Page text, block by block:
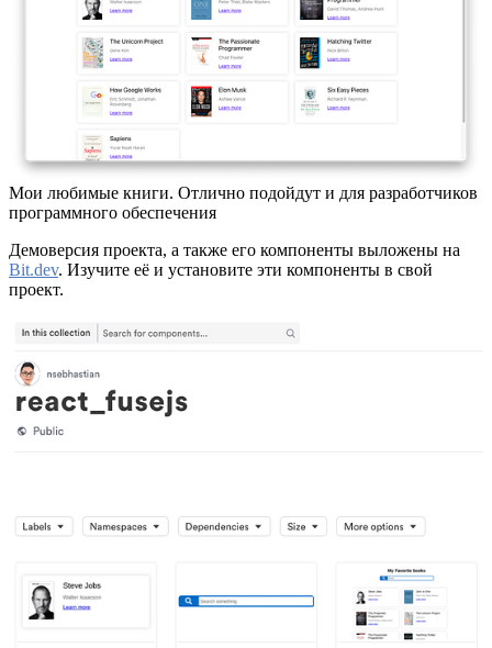
Мои любимые книги. Отлично подойдут и для разработчиков
программного обеспечения
Демоверсия проекта, а также его компоненты выложены на
Bit.dev. Изучите её и установите эти компоненты в свой
проект.